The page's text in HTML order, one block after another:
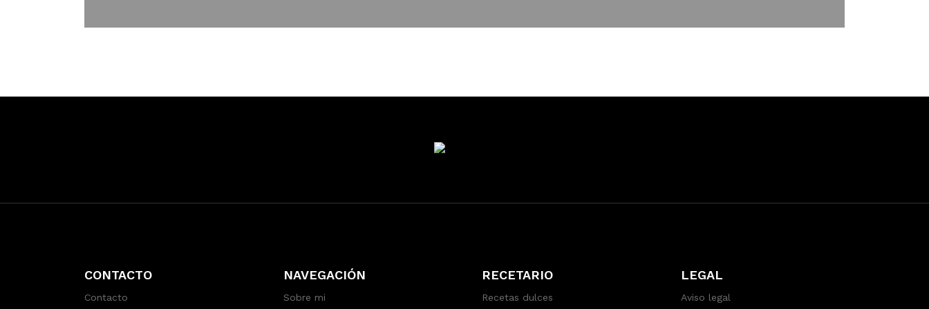
CONTACTO
Contacto
NAVEGACIÓN
Sobre mi
RECETARIO
Recetas dulces
LEGAL
Aviso legal